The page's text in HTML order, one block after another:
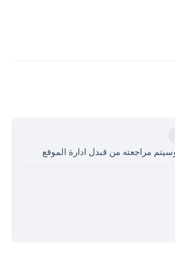
مراجعته من قبدل ادارة الموقع